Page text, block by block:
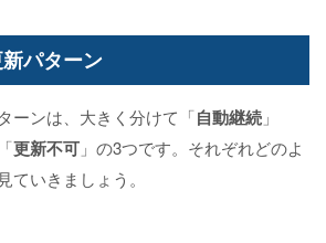
パターン
ーンは、大きく分けて「自動継続 」
更新不可 」の3つです。それぞれどのよ
ていきましょう。